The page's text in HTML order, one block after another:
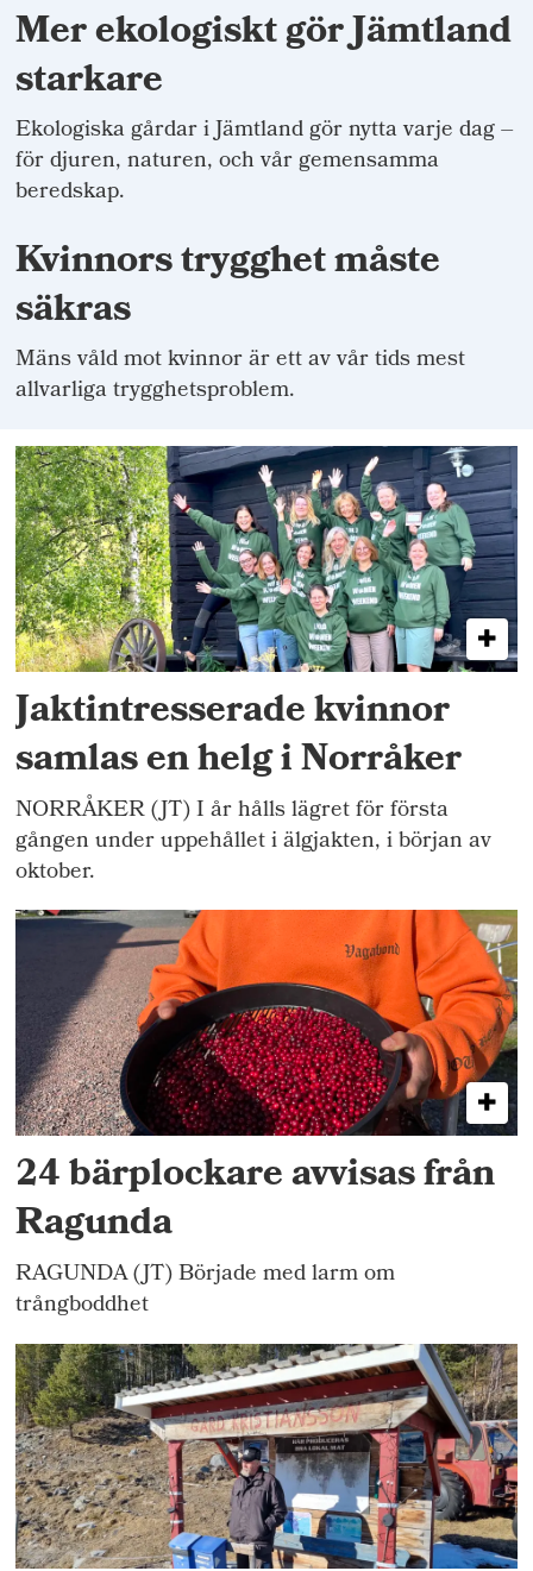
Mer ekologiskt gör Jämtland
starkare
Ekologiska gårdar i Jämtland gör nytta varje dag –
för djuren, naturen, och vår gemensamma
beredskap.
Kvinnors trygghet måste
säkras
Mäns våld mot kvinnor är ett av vår tids mest
allvarliga trygghetsproblem.
Jaktintresserade kvinnor
samlas en helg i Norråker
NORRÅKER (JT) I år hålls lägret för första
gången under uppehållet i älgjakten, i början av
oktober.
24 bärplockare avvisas från
Ragunda
RAGUNDA (JT) Började med larm om
trångboddhet